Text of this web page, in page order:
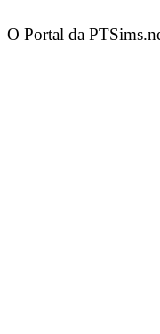
O Portal da